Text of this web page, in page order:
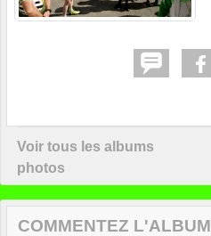
Voir tous les albums
photos
COMMENTEZ L'ALBUM